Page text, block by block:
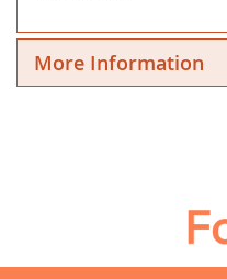
More Information